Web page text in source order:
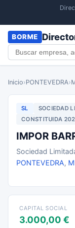
BORME
Inicio›PONTEVEDRA›
SL SOCIEDAD
CONSTITUIDA
IMPOR
Sociedad
PONTEVEDRA,
CAPITAL SOCIAL
3.000,00 €